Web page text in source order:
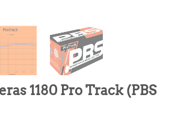
1180 Pro Track (PBS